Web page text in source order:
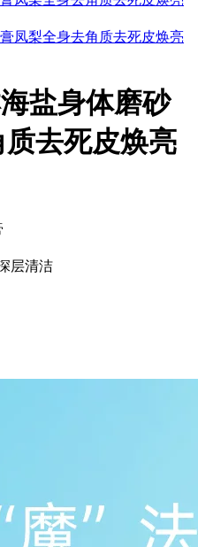
盐身体磨砂
去死皮焕亮
层清洁